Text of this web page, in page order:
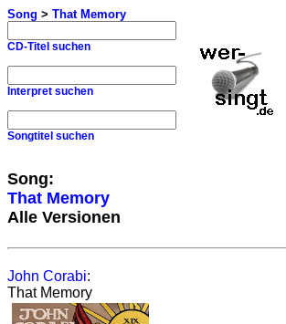
Song > That Memory
CD-Titel suchen
Interpret suchen
Songtitel suchen
Song:
That Memory
Alle Versionen
John Corabi:
That Memory